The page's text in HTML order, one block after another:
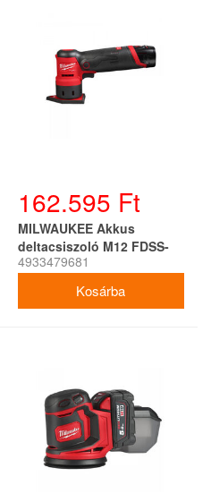
162.595 Ft
MILWAUKEE Akkus
deltacsiszoló M12 FDSS-
422X (1 x 4,0 Ah akku + 1 x
4933479681